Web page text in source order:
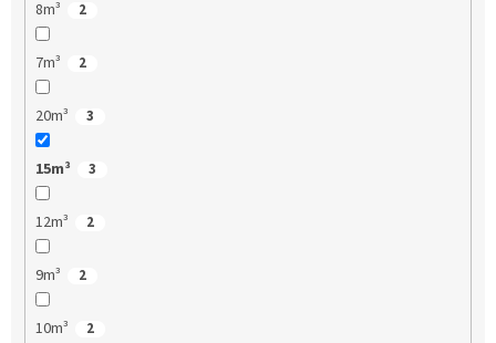
8m³ 2
7m³ 2
20m³ 3
15m³ 3
12m³ 2
9m³ 2
10m³ 2